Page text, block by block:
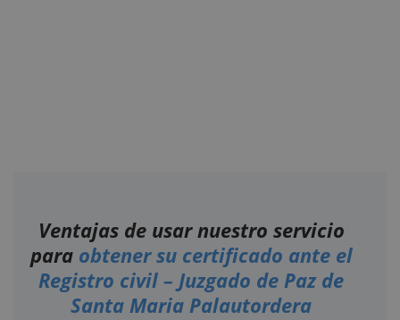
Ventajas de usar nuestro servicio
para obtener su certificado ante el
Registro civil – Juzgado de Paz de
Santa Maria Palautordera